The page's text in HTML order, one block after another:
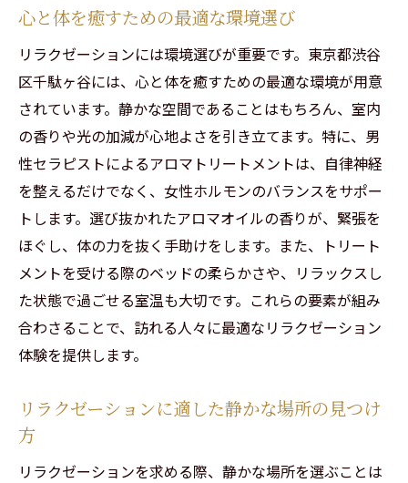
心と体を癒すための最適な環境選び
リラクゼーションには環境選びが重要です。東京都渋谷
区千駄ヶ谷には、心と体を癒すための最適な環境が用意
されています。静かな空間であることはもちろん、室内
の香りや光の加減が心地よさを引き立てます。特に、男
性セラピストによるアロマトリートメントは、自律神経
を整えるだけでなく、女性ホルモンのバランスをサポー
トします。選び抜かれたアロマオイルの香りが、緊張を
ほぐし、体の力を抜く手助けをします。また、トリート
メントを受ける際のベッドの柔らかさや、リラックスし
た状態で過ごせる室温も大切です。これらの要素が組み
合わさることで、訪れる人々に最適なリラクゼーション
体験を提供します。
リラクゼーションに適した静かな場所の見つけ
方
リラクゼーションを求める際、静かな場所を選ぶことは